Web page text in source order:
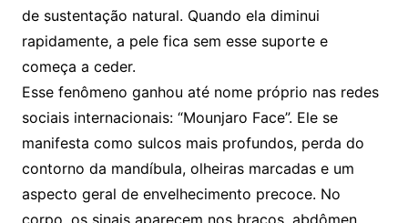
de sustentação natural. Quando ela diminui
rapidamente, a pele fica sem esse suporte e
começa a ceder.
Esse fenômeno ganhou até nome próprio nas redes
sociais internacionais: “Mounjaro Face”. Ele se
manifesta como sulcos mais profundos, perda do
contorno da mandíbula, olheiras marcadas e um
aspecto geral de envelhecimento precoce. No
corpo, os sinais aparecem nos braços, abdômen,